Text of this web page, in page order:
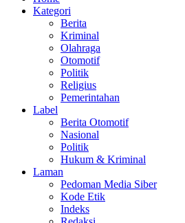
Kategori
Berita
Kriminal
Olahraga
Otomotif
Politik
Religius
Pemerintahan
Label
Berita Otomotif
Nasional
Politik
Hukum & Kriminal
Laman
Pedoman Media Siber
Kode Etik
Indeks